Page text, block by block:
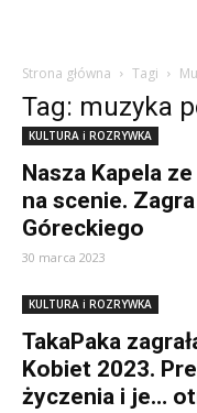
Strona główna Tagi
Tag: muzyka
KULTURA i ROZRYWKA
Nasza Kapela
na scenie.
Góreckiego
30 marca 2023
KULTURA i ROZRYWKA
TakaPaka
Kobiet 2023.
życzenia i je…